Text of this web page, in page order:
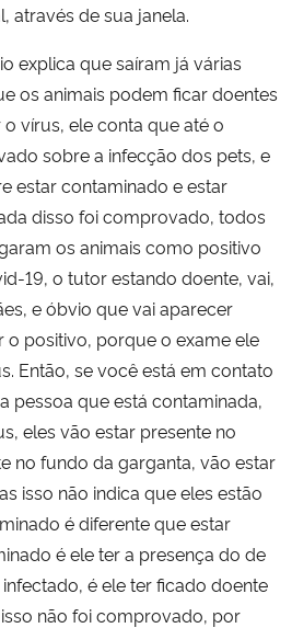
através de sua janela.
explica que saíram já várias
os animais podem ficar doentes
vírus, ele conta que até o
sobre a infecção dos pets, e
estar contaminado e estar
disso foi comprovado, todos
os animais como positivo
19, o tutor estando doente, vai,
e óbvio que vai aparecer
o positivo, porque o exame ele
Então, se você está em contato
pessoa que está contaminada,
eles vão estar presente no
no fundo da garganta, vão estar
isso não indica que eles estão
é diferente que estar
é ele ter a presença do de
é ele ter ficado doente
não foi comprovado, por